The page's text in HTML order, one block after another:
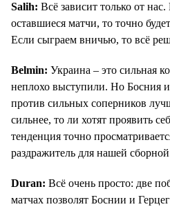
Salih: Всё зависит только от
оставшиеся матчи, то точно
Если сыграем вничью, то всё
Belmin: Украина – это сильная
неплохо выступили. Но Босния и
против сильных соперников
сильнее, то ли хотят проявить
тенденция точно
раздражитель для нашей
Duran: Всё очень просто: две
матчах позволят Боснии и